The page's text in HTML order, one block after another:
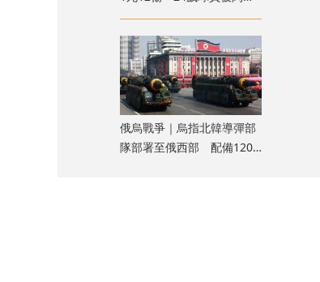
劈中亡
俄烏戰爭｜烏指北韓導彈部
隊部署至俄西部 配備120